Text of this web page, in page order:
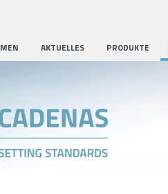
AKTUELLES PRODUKTE